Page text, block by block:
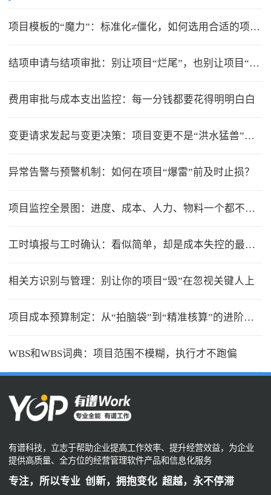
项目模板的“魔力”：标准化≠僵化，如何选用合适的项目模版？
结项申请与结项审批：别让项目“烂尾”，也别让项目“无限延期”
费用审批与成本支出监控：每一分钱都要花得明明白白
变更请求发起与变更决策：项目变更不是“洪水猛兽”，但要管住流程
异常告警与预警机制：如何在项目“爆雷”前及时止损？
项目监控全景图：进度、成本、人力、物料一个都不能少
工时填报与工时确认：看似简单，却是成本失控的最大漏洞
相关方识别与管理：别让你的项目“毁”在忽视关键人上
项目成本预算制定：从“拍脑袋”到“精准核算”的进阶之路
WBS和WBS词典：项目范围不模糊，执行才不跑偏
有谱科技，立志于帮助企业提高工作效率、提升经营效益，为企业
提供高质量、全方位的经营管理软件产品和信息化服务
专注，所以专业 创新，拥抱变化 超越，永不停滞